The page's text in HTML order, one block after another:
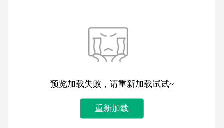
预览加载失败，请重新加载试试~
重新加载